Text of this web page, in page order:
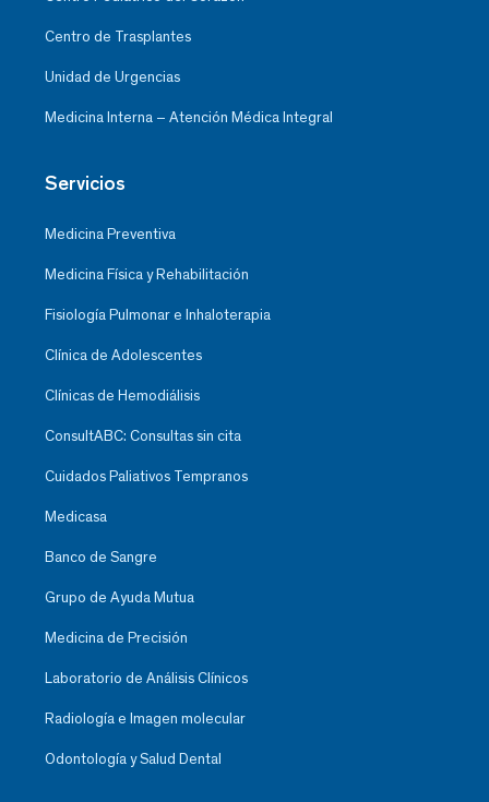
Centro de Trasplantes
Unidad de Urgencias
Medicina Interna – Atención Médica Integral
Servicios
Medicina Preventiva
Medicina Física y Rehabilitación
Fisiología Pulmonar e Inhaloterapia
Clínica de Adolescentes
Clínicas de Hemodiálisis
ConsultABC: Consultas sin cita
Cuidados Paliativos Tempranos
Medicasa
Banco de Sangre
Grupo de Ayuda Mutua
Medicina de Precisión
Laboratorio de Análisis Clínicos
Radiología e Imagen molecular
Odontología y Salud Dental